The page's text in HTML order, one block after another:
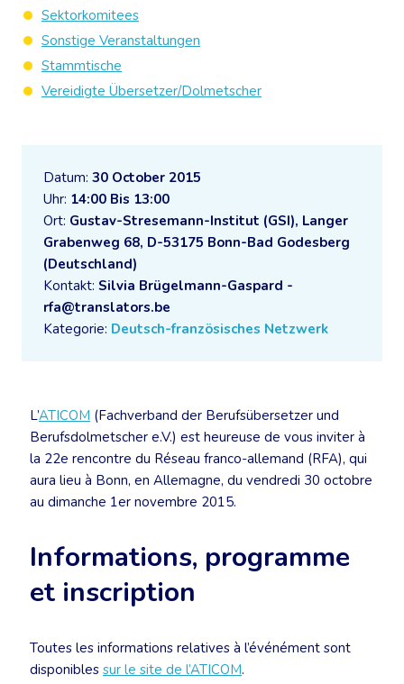
Datum: 30 October 2015
Uhr: 14:00 Bis 13:00
Ort: Gustav-Stresemann-Institut (GSI), Langer
Grabenweg 68, D-53175 Bonn-Bad Godesberg
(Deutschland)
Kontakt: Silvia Brügelmann-Gaspard -
rfa@translators.be
Kategorie: Deutsch-französisches Netzwerk
L’ATICOM (Fachverband der Berufsübersetzer und
Berufsdolmetscher e.V.) est heureuse de vous inviter à
la 22e rencontre du Réseau franco-allemand (RFA), qui
aura lieu à Bonn, en Allemagne, du vendredi 30 octobre
au dimanche 1er novembre 2015.
Informations, programme
et inscription
Toutes les informations relatives à l’événément sont
disponibles sur le site de l’ATICOM.
Sektorkomitees
Sonstige Veranstaltungen
Stammtische
Vereidigte Übersetzer/Dolmetscher